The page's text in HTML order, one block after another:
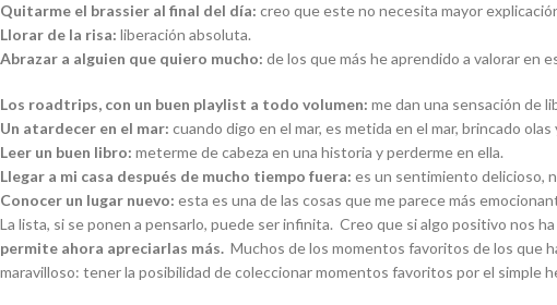
Quitarme el brassier al final del día: creo que este no necesita mayor
Llorar de la risa: liberación absoluta.
Abrazar a alguien que quiero mucho: de los que más he aprendido a valorar en
Los roadtrips, con un buen playlist a todo volumen: me dan una sensación de
Un atardecer en el mar: cuando digo en el mar, es metida en el mar, brincado olas
Leer un buen libro: meterme de cabeza en una historia y perderme en ella.
Llegar a mi casa después de mucho tiempo fuera: es un sentimiento delicioso,
Conocer un lugar nuevo: esta es una de las cosas que me parece más
La lista, si se ponen a pensarlo, puede ser infinita. Creo que si algo positivo nos
permite ahora apreciarlas más. Muchos de los momentos favoritos de los que
maravilloso: tener la posibilidad de coleccionar momentos favoritos por el simple